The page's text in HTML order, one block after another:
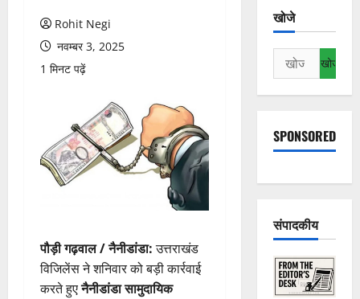
Rohit Negi
नवम्बर 3, 2025
1 मिनट पढ़ें
पौड़ी गढ़वाल / नैनीडांडा:उत्तराखंड
विजिलेंस ने शनिवार को बड़ी कार्रवाई
करते हुएनैनीडांडा सामुदायिक
खोजे
निम्न
को
खोजें:
SPONSORED
संपादकीय